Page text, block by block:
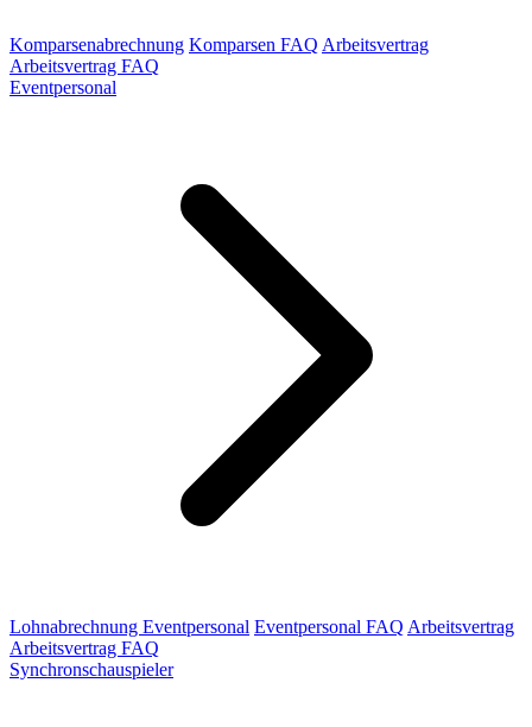
Komparsenabrechnung Komparsen FAQ Arbeitsvertrag
Arbeitsvertrag FAQ
Eventpersonal
Lohnabrechnung Eventpersonal Eventpersonal FAQ Arbeitsvertrag
Arbeitsvertrag FAQ
Synchronschauspieler